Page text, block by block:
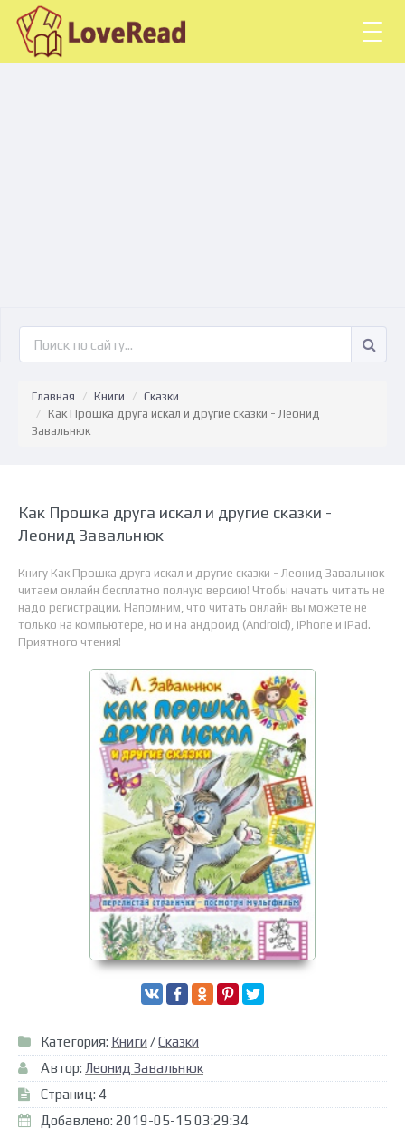
Главная Книги
Сказки
Как Прошка друга искал и другие сказки - Леонид
Завальнюк
Как Прошка друга искал и другие сказки -
Леонид Завальнюк
Книгу Как Прошка друга искал и другие сказки - Леонид Завальнюк
читаем онлайн бесплатно полную версию! Чтобы начать читать не
надо регистрации. Напомним, что читать онлайн вы можете не
только на компьютере, но и на андроид (Android), iPhone и iPad.
Приятного чтения!
Категория: Книги /Сказки
Автор: Леонид Завальнюк
Страниц: 4
Добавлено: 2019-05-15 03:29:34